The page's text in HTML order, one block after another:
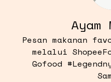
Ayam
Pesan makanan
melalui
Gofood